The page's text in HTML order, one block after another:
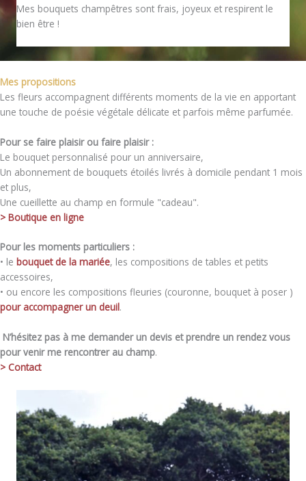
Mes bouquets champêtres sont frais, joyeux et respirent le
bien être !
Mes propositions
Les fleurs accompagnent différents moments de la vie en apportant
une touche de poésie végétale délicate et parfois même parfumée.
Pour se faire plaisir ou faire plaisir :
Le bouquet personnalisé pour un anniversaire,
Un abonnement de bouquets étoilés livrés à domicile pendant 1 mois
et plus,
Une cueillette au champ en formule "cadeau".
> Boutique en ligne
Pour les moments particuliers :
• le bouquet de la mariée, les compositions de tables et petits
accessoires,
• ou encore les compositions fleuries (couronne, bouquet à poser )
pour accompagner un deuil.
N’hésitez pas à me demander un devis et prendre un rendez vous
pour venir me rencontrer au champ.
> Contact